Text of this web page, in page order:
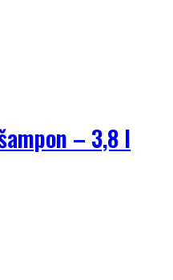
– 3,8 l